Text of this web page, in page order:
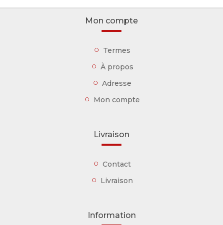
Mon compte
Termes
À propos
Adresse
Mon compte
Livraison
Contact
Livraison
Information